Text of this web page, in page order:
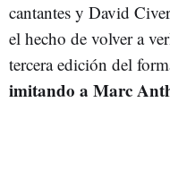
cantantes y David
el hecho de volver a
tercera edición del
imitando a Marc